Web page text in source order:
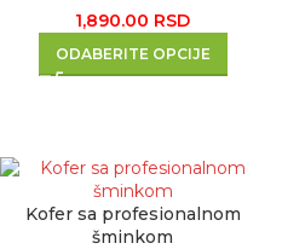
1,890.00 RSD
ODABERITE OPCIJE
Kofer sa profesionalnom
šminkom